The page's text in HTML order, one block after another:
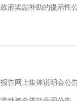
府奖励补助的提示性
告网上集体说明会公